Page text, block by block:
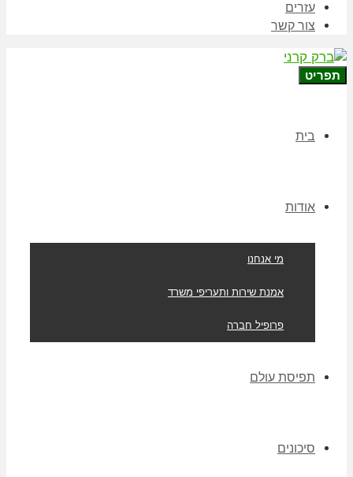
עזרים
צור קשר
תפריט
בית
אודות
מי אנחנו
אמנת שירות ותעריפי משרד
פרופיל חברה
תפיסת עולם
סיכונים